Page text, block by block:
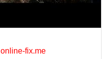
online-fix.me